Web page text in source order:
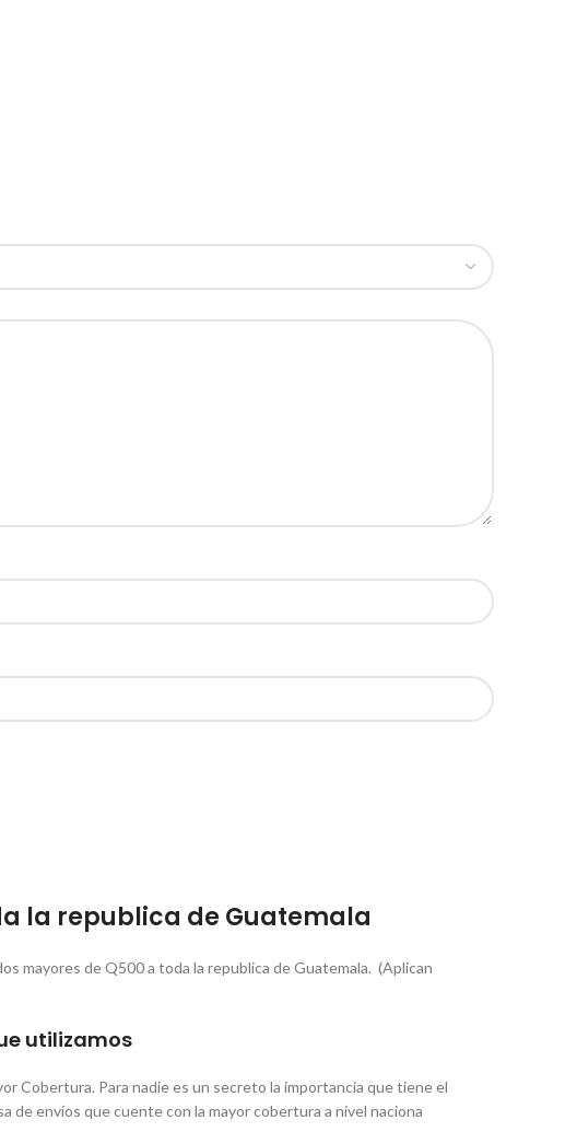
la republica de Guatemala
mayores de Q500 a toda la republica de Guatemala. (Aplican
utilizamos
Cobertura. Para nadie es un secreto la importancia que tiene el
de envíos que cuente con la mayor cobertura a nivel naciona